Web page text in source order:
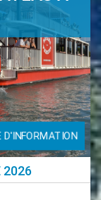
D'INFORMATION
2026